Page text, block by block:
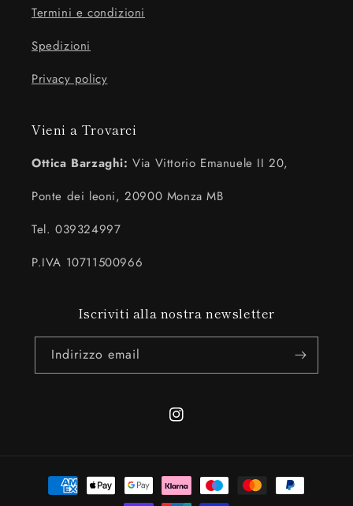
Termini e condizioni
Spedizioni
Privacy policy
Vieni a Trovarci
Ottica Barzaghi: Via Vittorio Emanuele II 20,
Ponte dei leoni, 20900 Monza MB
Tel. 039324997
P.IVA 10711500966
Iscriviti alla nostra newsletter
Indirizzo email
Instagram
Metodi